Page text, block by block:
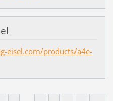
eisel.com/products/a4e-